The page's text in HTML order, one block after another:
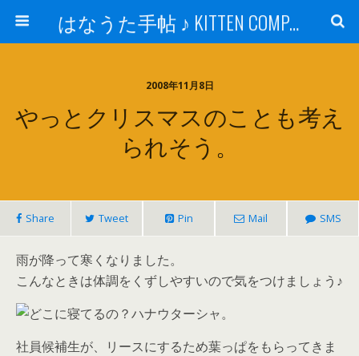
はなうた手帖 ♪ KITTEN COMPANY
2008年11月8日
やっとクリスマスのことも考え
られそう。
Share Tweet Pin Mail SMS
雨が降って寒くなりました。
こんなときは体調をくずしやすいので気をつけましょう♪
社員候補生が、リースにするため葉っぱをもらってきま